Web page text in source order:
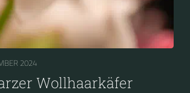
2024
Wollhaarkäfer